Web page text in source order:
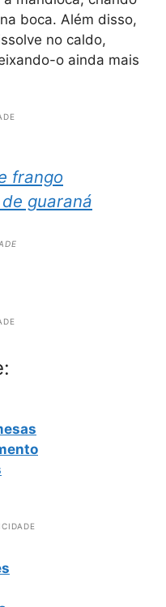
boca. Além disso,
no caldo,
o ainda mais
frango
guaraná